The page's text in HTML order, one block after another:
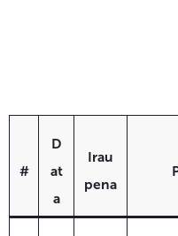
#
D
at
a
Irau
pena